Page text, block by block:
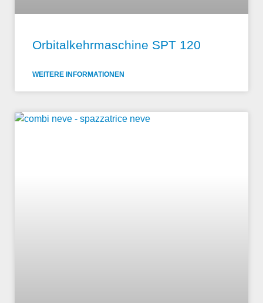
Orbitalkehrmaschine SPT 120
WEITERE INFORMATIONEN